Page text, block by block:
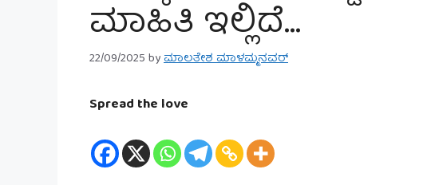
ಮಾಹಿತಿ ಇಲ್ಲಿದೆ…
22/09/2025byಮಾಲತೇಶ ಮಾಳಮ್ಮನವರ್
Spread the love